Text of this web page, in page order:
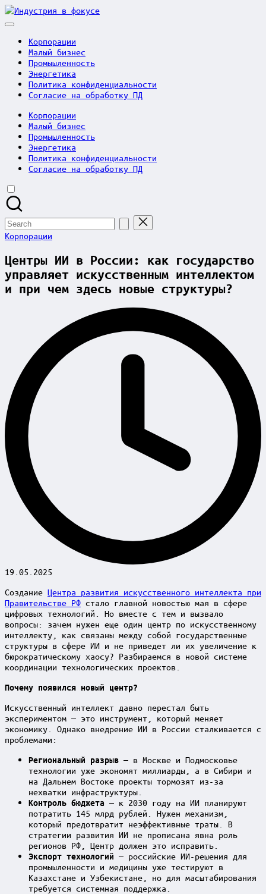
Skip
to
Индустрия
Корпорации
Малый бизнес
Промышленность
Энергетика
Политика конфиденциальности
Согласие на обработку ПД
Корпорации
Малый бизнес
Промышленность
Энергетика
Политика конфиденциальности
Согласие на обработку ПД
Search
for:
Posted
Корпорации
Центры ИИ в России: как государство
управляет искусственным интеллектом
и при чем здесь новые структуры?
19.05.2025
Создание Центра развития искусственного интеллекта при
Правительстве РФ стало главной новостью мая в сфере
цифровых технологий. Но вместе с тем и вызвало
вопросы: зачем нужен еще один центр по искусственному
интеллекту, как связаны между собой государственные
структуры в сфере ИИ и не приведет ли их увеличение к
бюрократическому хаосу? Разбираемся в новой системе
координации технологических проектов.
Почему появился новый центр?
Искусственный интеллект давно перестал быть
экспериментом — это инструмент, который меняет
экономику. Однако внедрение ИИ в России сталкивается с
проблемами:
Региональный разрыв — в Москве и Подмосковье
технологии уже экономят миллиарды, а в Сибири и
на Дальнем Востоке проекты тормозят из-за
нехватки инфраструктуры.
Контроль бюджета — к 2030 году на ИИ планируют
потратить 145 млрд рублей. Нужен механизм,
который предотвратит неэффективные траты. В
стратегии развития ИИ не прописана явна роль
регионов РФ, Центр должен это исправить.
Экспорт технологий — российские ИИ-решения для
промышленности и медицины уже тестируют в
Казахстане и Узбекистане, но для масштабирования
требуется системная поддержка.